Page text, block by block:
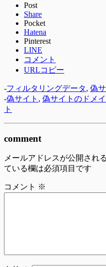
Post
Share
Pocket
Hatena
Pinterest
LINE
コメント
URLコピー
-フィルタリングデータ, 偽
-偽サイト , 偽サイトのドメ
ト
comment
メールアドレスが公開され
ている欄は必須項目です
コメント ※